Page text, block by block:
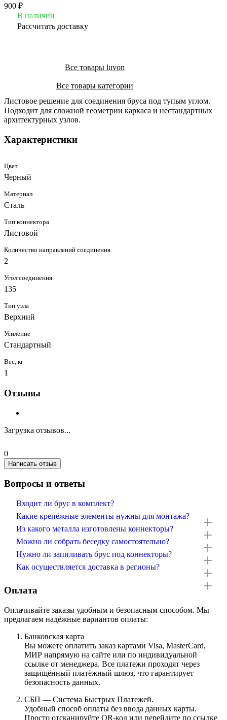
900 ₽
В наличии
Рассчитать доставку
Все товары luvon
Все товары категории
Листовое решение для соединения бруса под тупым углом.
Подходит для сложной геометрии каркаса и нестандартных
архитектурных узлов.
Характеристики
Цвет
Черный
Материал
Сталь
Тип коннектора
Листовой
Количество направлений соединения
2
Угол соединения
135
Тип узла
Верхний
Усиление
Стандартный
Вес, кг
1
Отзывы
Загрузка отзывов...
0
Написать отзыв
Вопросы и ответы
Входит ли брус в комплект?
Какие крепёжные элементы нужны для монтажа?
Из какого металла изготовлены коннекторы?
Можно ли собрать беседку самостоятельно?
Нужно ли запиливать брус под коннекторы?
Как осуществляется доставка в регионы?
Оплата
Оплачивайте заказы удобным и безопасным способом. Мы
предлагаем надёжные вариантов оплаты:
Банковская карта
Вы можете оплатить заказ картами Visa, MasterCard,
МИР напрямую на сайте или по индивидуальной
ссылке от менеджера. Все платежи проходят через
защищённый платёжный шлюз, что гарантирует
безопасность данных.
СБП — Система Быстрых Платежей.
Удобный способ оплаты без ввода данных карты.
Просто отсканируйте QR-код или перейдите по ссылке